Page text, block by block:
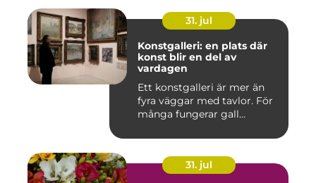
31. jul
Konstgalleri: en plats där
konst blir en del av
vardagen
Ett konstgalleri är mer än
fyra väggar med tavlor. För
många fungerar gall...
31. jul